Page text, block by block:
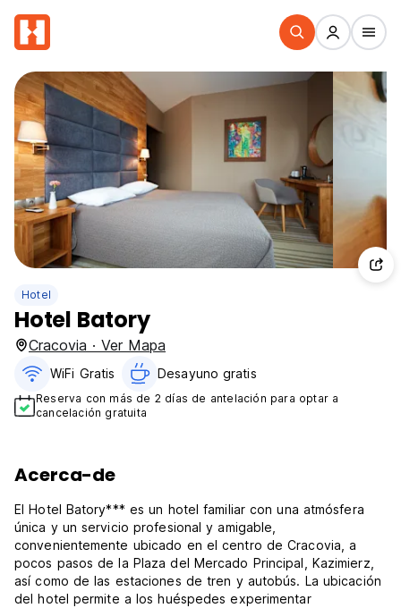
Hotel
Hotel Batory
Cracovia · Ver Mapa
WiFi Gratis Desayuno gratis
Reserva con más de 2 días de antelación para optar a
cancelación gratuita
Acerca-de
El Hotel Batory*** es un hotel familiar con una atmósfera
única y un servicio profesional y amigable,
convenientemente ubicado en el centro de Cracovia, a
pocos pasos de la Plaza del Mercado Principal, Kazimierz,
así como de las estaciones de tren y autobús. La ubicación
del hotel permite a los huéspedes experimentar